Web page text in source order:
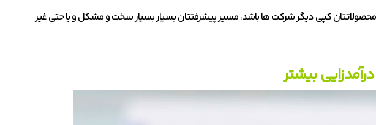
محصولاتتان کپی دیگر شرکت ها باشد، مسیر پیشرفتتان بسیار بسیار سخت و مشکل و یا حتی غیر